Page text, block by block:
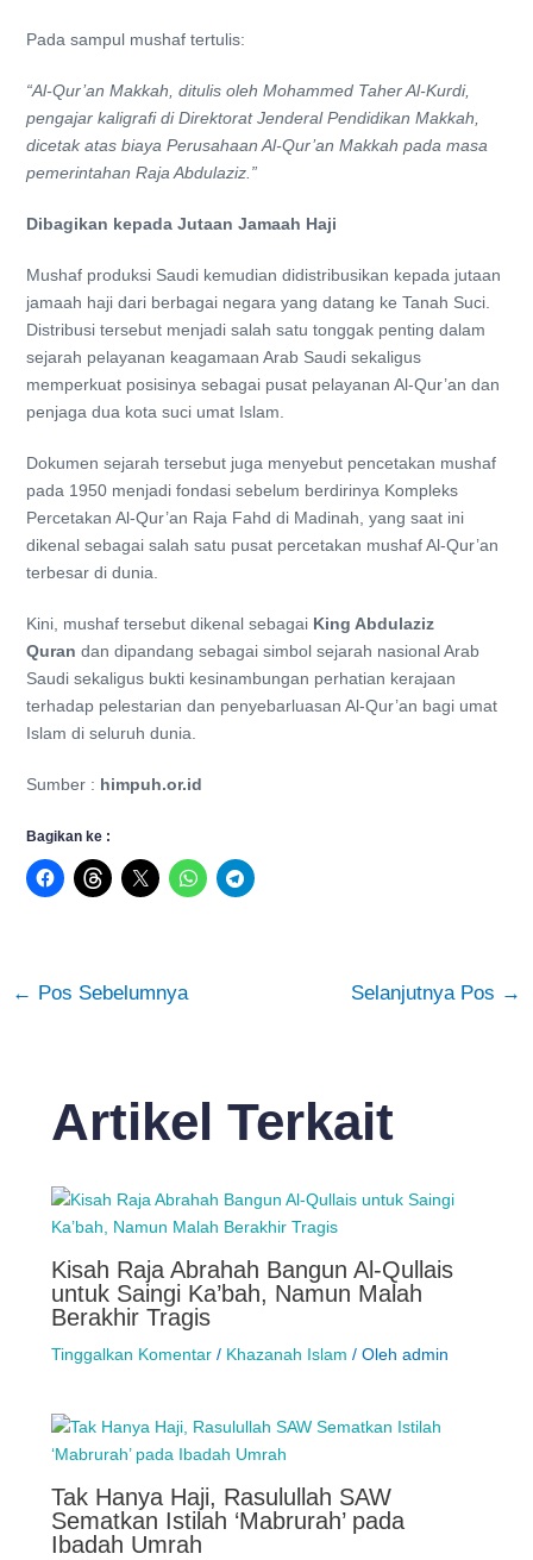
Pada sampul mushaf tertulis:
“Al-Qur’an Makkah, ditulis oleh Mohammed Taher Al-Kurdi,
pengajar kaligrafi di Direktorat Jenderal Pendidikan Makkah,
dicetak atas biaya Perusahaan Al-Qur’an Makkah pada masa
pemerintahan Raja Abdulaziz.”
Dibagikan kepada Jutaan Jamaah Haji
Mushaf produksi Saudi kemudian didistribusikan kepada jutaan
jamaah haji dari berbagai negara yang datang ke Tanah Suci.
Distribusi tersebut menjadi salah satu tonggak penting dalam
sejarah pelayanan keagamaan Arab Saudi sekaligus
memperkuat posisinya sebagai pusat pelayanan Al-Qur’an dan
penjaga dua kota suci umat Islam.
Dokumen sejarah tersebut juga menyebut pencetakan mushaf
pada 1950 menjadi fondasi sebelum berdirinya Kompleks
Percetakan Al-Qur’an Raja Fahd di Madinah, yang saat ini
dikenal sebagai salah satu pusat percetakan mushaf Al-Qur’an
terbesar di dunia.
Kini, mushaf tersebut dikenal sebagai King Abdulaziz
Quran dan dipandang sebagai simbol sejarah nasional Arab
Saudi sekaligus bukti kesinambungan perhatian kerajaan
terhadap pelestarian dan penyebarluasan Al-Qur’an bagi umat
Islam di seluruh dunia.
Sumber : himpuh.or.id
Bagikan ke :
← Pos Sebelumnya Selanjutnya Pos →
Artikel Terkait
Kisah Raja Abrahah Bangun Al-Qullais
untuk Saingi Ka’bah, Namun Malah
Berakhir Tragis
Tinggalkan Komentar / Khazanah Islam / Oleh admin
Tak Hanya Haji, Rasulullah SAW
Sematkan Istilah ‘Mabrurah’ pada
Ibadah Umrah